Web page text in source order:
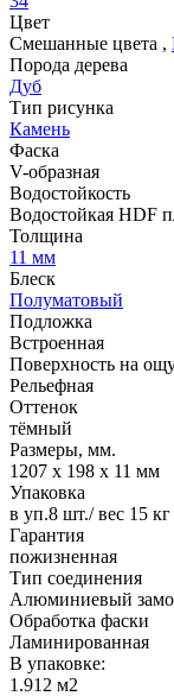
Цвет
Смешанные цвета ,
Порода дерева
Дуб
Тип рисунка
Камень
Фаска
V-образная
Водостойкость
Водостойкая HDF
Толщина
11 мм
Блеск
Полуматовый
Подложка
Встроенная
Поверхность на
Рельефная
Оттенок
тёмный
Размеры, мм.
1207 х 198 х 11 мм
Упаковка
в уп.8 шт./ вес 15 кг
Гарантия
пожизненная
Тип соединения
Алюминиевый
Обработка фаски
Ламинированная
В упаковке:
1.912 м2